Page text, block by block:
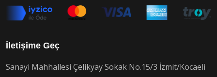
İletişime Geç
Sanayi Mahhallesi Çelikyay Sokak No.15/3 İzmit/Kocaeli